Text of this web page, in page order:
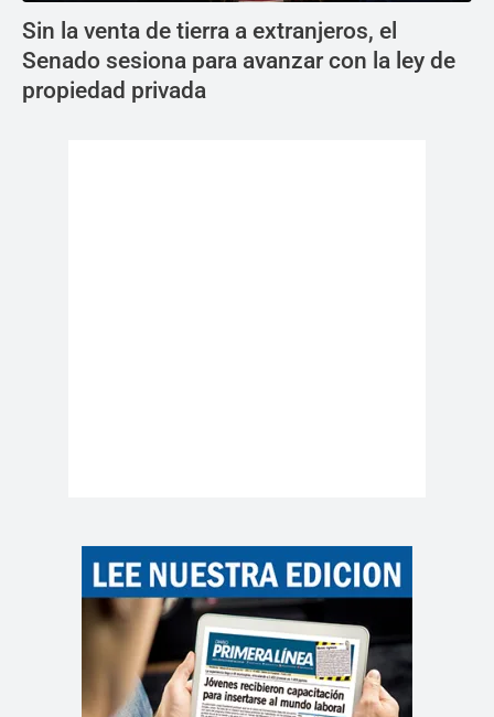
Sin la venta de tierra a extranjeros, el
Senado sesiona para avanzar con la ley de
propiedad privada